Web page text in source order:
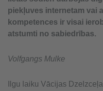
piekļuves internetam vai
kompetences ir visai
atstumti no sabiedrības.
Volfgangs Mulke
Ilgu laiku Vācijas